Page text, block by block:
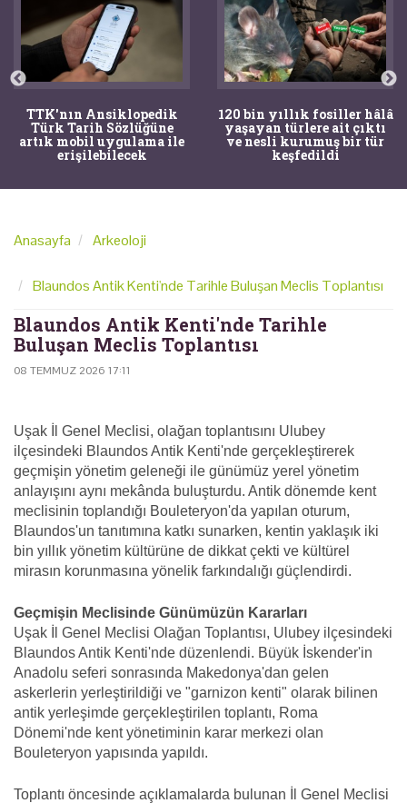
TTK'nın Ansiklopedik
Türk Tarih Sözlüğüne
artık mobil uygulama ile
erişilebilecek
120 bin yıllık fosiller hâlâ
yaşayan türlere ait çıktı
ve nesli kurumuş bir tür
keşfedildi
Anasayfa Arkeoloji
Blaundos Antik Kenti'nde Tarihle Buluşan Meclis Toplantısı
Blaundos Antik Kenti'nde Tarihle
Buluşan Meclis Toplantısı
08 TEMMUZ 2026 17:11
Uşak İl Genel Meclisi, olağan toplantısını Ulubey
ilçesindeki Blaundos Antik Kenti'nde gerçekleştirerek
geçmişin yönetim geleneği ile günümüz yerel yönetim
anlayışını aynı mekânda buluşturdu. Antik dönemde kent
meclisinin toplandığı Bouleteryon'da yapılan oturum,
Blaundos'un tanıtımına katkı sunarken, kentin yaklaşık iki
bin yıllık yönetim kültürüne de dikkat çekti ve kültürel
mirasın korunmasına yönelik farkındalığı güçlendirdi.
Geçmişin Meclisinde Günümüzün Kararları
Uşak İl Genel Meclisi Olağan Toplantısı, Ulubey ilçesindeki
Blaundos Antik Kenti'nde düzenlendi. Büyük İskender'in
Anadolu seferi sonrasında Makedonya'dan gelen
askerlerin yerleştirildiği ve "garnizon kenti" olarak bilinen
antik yerleşimde gerçekleştirilen toplantı, Roma
Dönemi'nde kent yönetiminin karar merkezi olan
Bouleteryon yapısında yapıldı.
Toplantı öncesinde açıklamalarda bulunan İl Genel Meclisi